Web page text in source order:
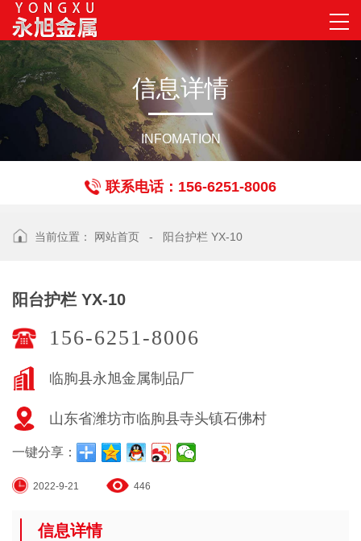
信息详情
INFOMATION
联系电话：156-6251-8006
当前位置： 网站首页 - 阳台护栏 YX-10
阳台护栏 YX-10
156-6251-8006
临朐县永旭金属制品厂
山东省潍坊市临朐县寺头镇石佛村
一键分享：
2022-9-21 446
信息详情